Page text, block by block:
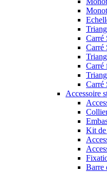
Carré
Carré
Carré
Carré
Accessoire
Kit
Barre